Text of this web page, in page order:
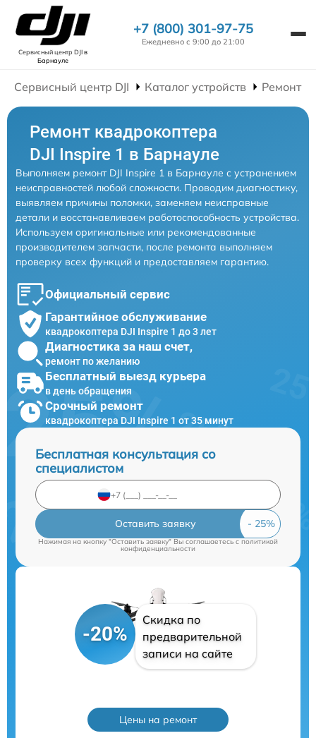
Сервисный центр DJIв
Барнауле
+7 (800) 301-97-75
Ежедневно с 9:00 до 21:00
Сервисный центр DJI Каталог устройств Ремонт
Ремонт квадрокоптера
DJI Inspire 1 в Барнауле
Выполняем ремонт DJI Inspire 1 в Барнауле с устранением
неисправностей любой сложности. Проводим диагностику,
выявляем причины поломки, заменяем неисправные
детали и восстанавливаем работоспособность устройства.
Используем оригинальные или рекомендованные
производителем запчасти, после ремонта выполняем
проверку всех функций и предоставляем гарантию.
Официальный сервис
Гарантийное обслуживание
квадрокоптера DJI Inspire 1 до 3 лет
Диагностика за наш счет,
ремонт по желанию
Бесплатный выезд курьера
в день обращения
Срочный ремонт
квадрокоптера DJI Inspire 1 от 35 минут
Бесплатная консультация со
специалистом
Оставить заявку
Нажимая на кнопку "Оставить заявку" Вы соглашаетесь cполитикой
конфиденциальности
-20%
Скидка по
предварительной
записи на сайте
Цены на ремонт